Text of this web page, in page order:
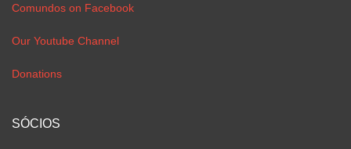
Comundos on Facebook
Our Youtube Channel
Donations
SÓCIOS